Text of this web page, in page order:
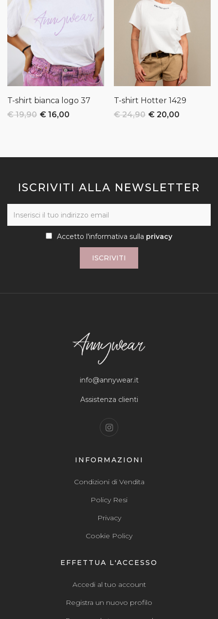
T-shirt bianca logo 37
€ 19,90 € 16,00
T-shirt Hotter 1429
€ 24,90 € 20,00
ISCRIVITI ALLA NEWSLETTER
Accetto l'informativa sulla privacy
ISCRIVITI
info@annywear.it
Assistenza clienti
INFORMAZIONI
Condizioni di Vendita
Policy Resi
Privacy
Cookie Policy
EFFETTUA L'ACCESSO
Accedi al tuo account
Registra un nuovo profilo